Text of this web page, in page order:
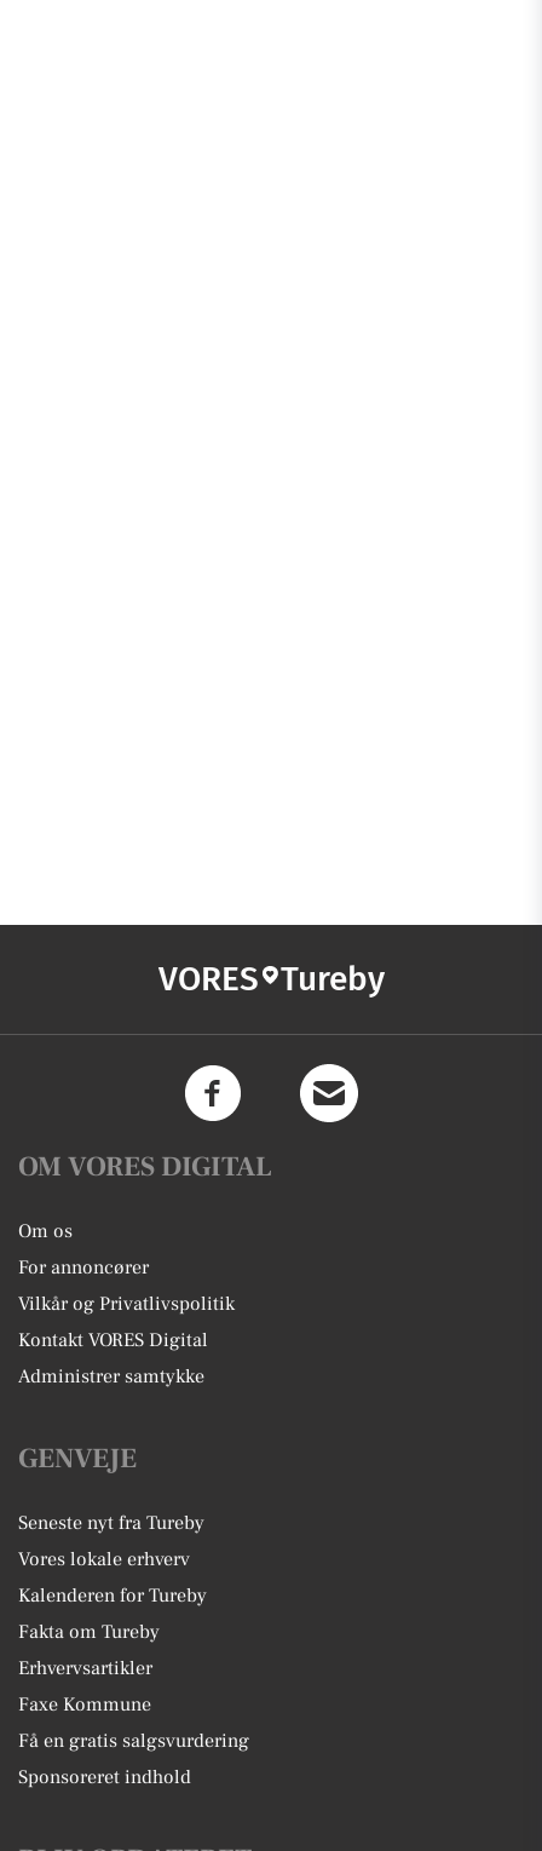
VORES Tureby
OM VORES DIGITAL
Om os
For annoncører
Vilkår og Privatlivspolitik
Kontakt VORES Digital
Administrer samtykke
GENVEJE
Seneste nyt fra Tureby
Vores lokale erhverv
Kalenderen for Tureby
Fakta om Tureby
Erhvervsartikler
Faxe Kommune
Få en gratis salgsvurdering
Sponsoreret indhold